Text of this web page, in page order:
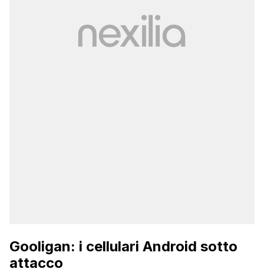
Gooligan: i cellulari Android sotto
attacco